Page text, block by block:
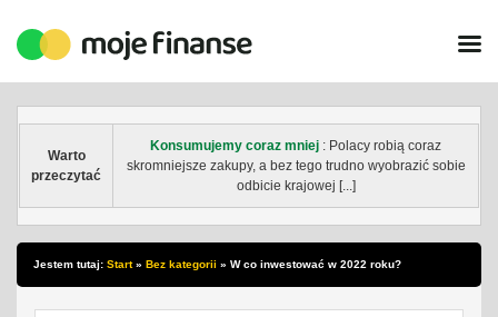
Warto
przeczytać
Konsumujemy coraz mniej : Polacy robią coraz
skromniejsze zakupy, a bez tego trudno wyobrazić sobie
odbicie krajowej [...]
Jestem tutaj: Start» Bez kategorii » W co inwestować w 2022 roku?